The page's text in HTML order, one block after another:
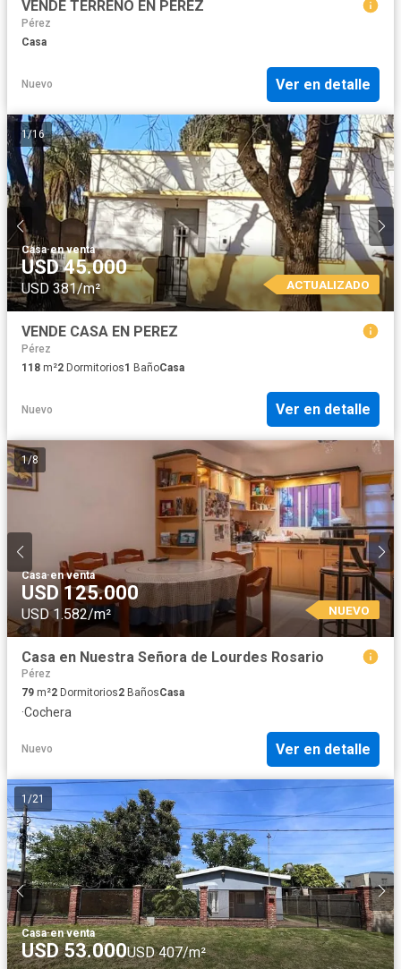
VENDE TERRENO EN PEREZ
Pérez
Casa
Nuevo Ver en detalle
1/16
Casa·en venta
USD 45.000
USD 381/m² ACTUALIZADO
VENDE CASA EN PEREZ
Pérez
118 m²2 Dormitorios1 BañoCasa
Nuevo Ver en detalle
1/8
Casa·en venta
USD 125.000
USD 1.582/m² NUEVO
Casa en Nuestra Señora de Lourdes Rosario
Pérez
79 m²2 Dormitorios2 BañosCasa
·Cochera
Nuevo Ver en detalle
1 /21
Casa·en venta
USD 53.000USD 407/m²